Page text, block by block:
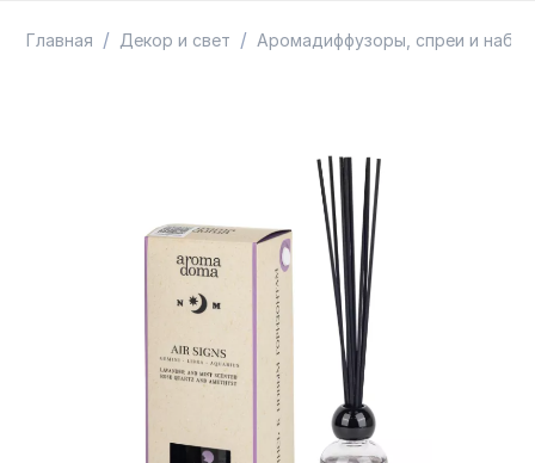
Главная / Декор и свет / Аромадиффузоры, спреи и